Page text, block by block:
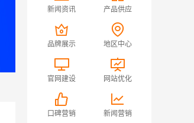
新闻资讯 产品供应
品牌展示 地区中心
官网建设 网站优化
口碑营销 新闻营销